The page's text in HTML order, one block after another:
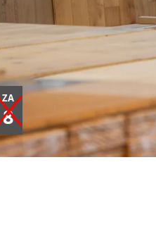
ZA
8